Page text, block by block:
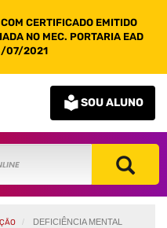
CERTIFICADO EMITIDO
NO MEC. PORTARIA EAD
07/2021
SOU ALUNO
DEFICIÊNCIA MENTAL